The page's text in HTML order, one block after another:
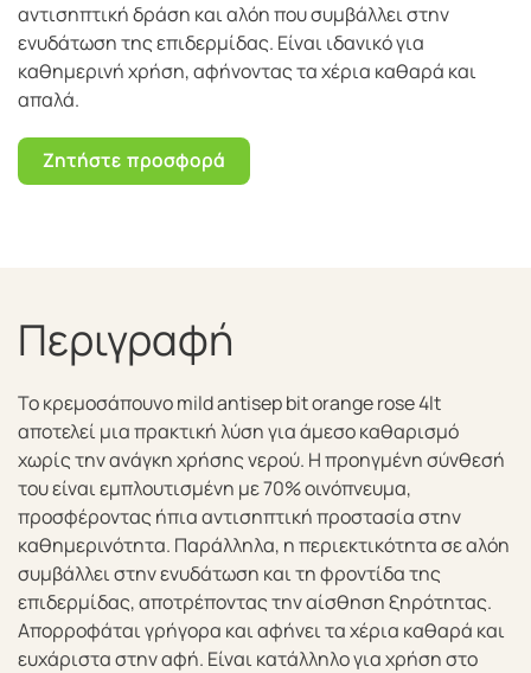
αντισηπτική δράση και αλόη που συμβάλλει στην
ενυδάτωση της επιδερμίδας. Είναι ιδανικό για
καθημερινή χρήση, αφήνοντας τα χέρια καθαρά και
απαλά.
Ζητήστε προσφορά
Περιγραφή
Το κρεμοσάπουνο mild antisep bit orange rose 4lt
αποτελεί μια πρακτική λύση για άμεσο καθαρισμό
χωρίς την ανάγκη χρήσης νερού. Η προηγμένη σύνθεσή
του είναι εμπλουτισμένη με 70% οινόπνευμα,
προσφέροντας ήπια αντισηπτική προστασία στην
καθημερινότητα. Παράλληλα, η περιεκτικότητα σε αλόη
συμβάλλει στην ενυδάτωση και τη φροντίδα της
επιδερμίδας, αποτρέποντας την αίσθηση ξηρότητας.
Απορροφάται γρήγορα και αφήνει τα χέρια καθαρά και
ευχάριστα στην αφή. Είναι κατάλληλο για χρήση στο